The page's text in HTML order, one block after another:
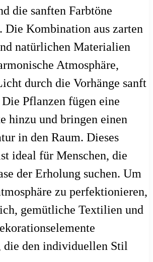
die sanften Farbtöne
Die Kombination aus zarten
natürlichen Materialien
Atmosphäre,
durch die Vorhänge sanft
Pflanzen fügen eine
hinzu und bringen einen
in den Raum. Dieses
ideal für Menschen, die
der Erholung suchen. Um
zu perfektionieren,
gemütliche Textilien und
die den individuellen Stil